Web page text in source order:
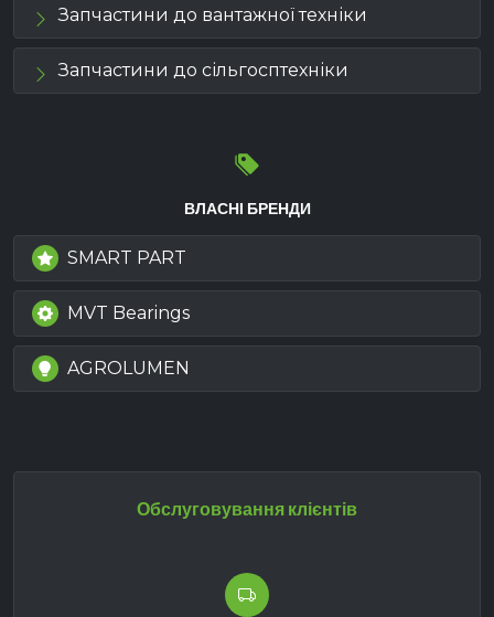
Запчастини до вантажної техніки
Запчастини до сільгосптехніки
ВЛАСНІ БРЕНДИ
SMART PART
MVT Bearings
AGROLUMEN
Обслуговування клієнтів